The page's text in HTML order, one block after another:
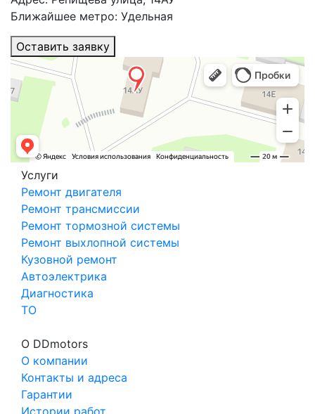
Ближайшее метро: Удельная
Оставить заявку
Услуги
Ремонт двигателя
Ремонт трансмиссии
Ремонт тормозной системы
Ремонт выхлопной системы
Кузовной ремонт
Автоэлектрика
Диагностика
ТО
О DDmotors
О компании
Контакты и адреса
Гарантии
Истории работ